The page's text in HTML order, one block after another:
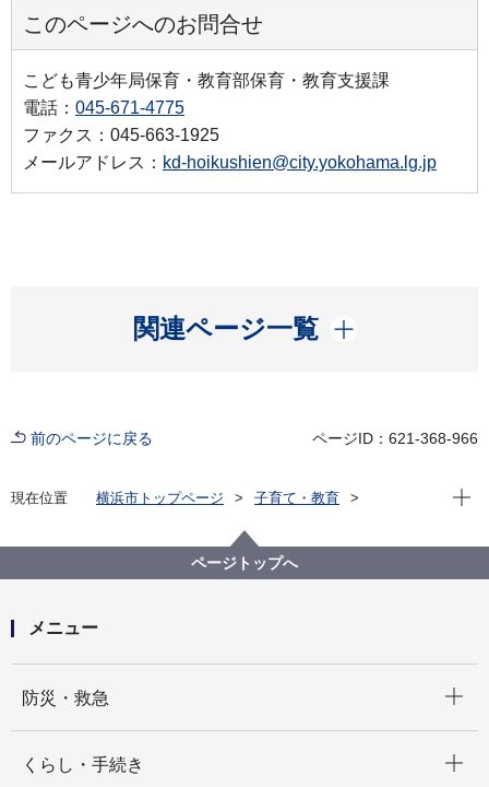
このページへのお問合せ
こども青少年局保育・教育部保育・教育支援課
電話： 045-671-4775
ファクス：045-663-1925
メールアドレス： kd-hoikushien@city.yokohama.lg.jp
関連ページ一覧
開く
前のページに戻る ページID：621-368-966
現在位置 横浜市トップページ
子育て・教育
現在
ページトップへ
メニュー
防災・救急
くらし・手続き